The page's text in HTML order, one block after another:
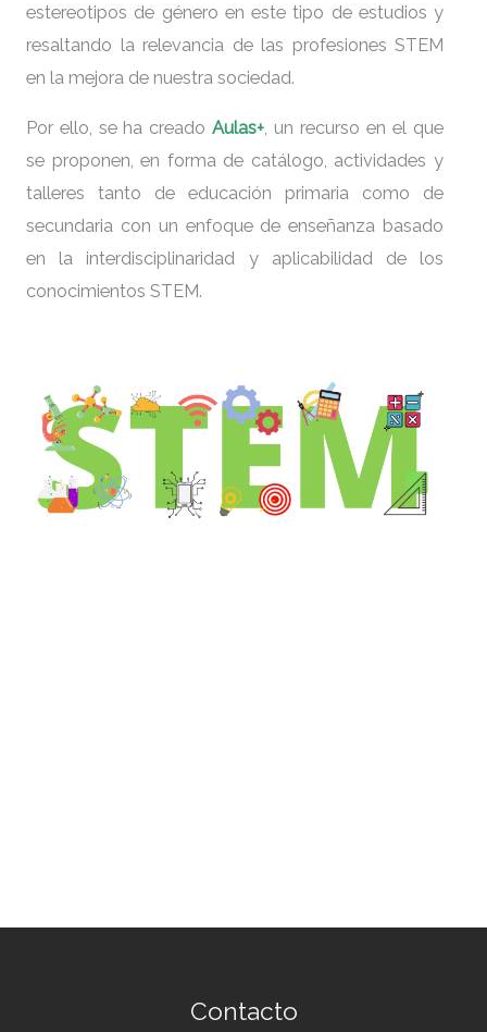
estereotipos de género en este tipo de estudios y
resaltando la relevancia de las profesiones STEM
en la mejora de nuestra sociedad.
Por ello, se ha creado Aulas+, un recurso en el que
se proponen, en forma de catálogo, actividades y
talleres tanto de educación primaria como de
secundaria con un enfoque de enseñanza basado
en la interdisciplinaridad y aplicabilidad de los
conocimientos STEM.
Contacto